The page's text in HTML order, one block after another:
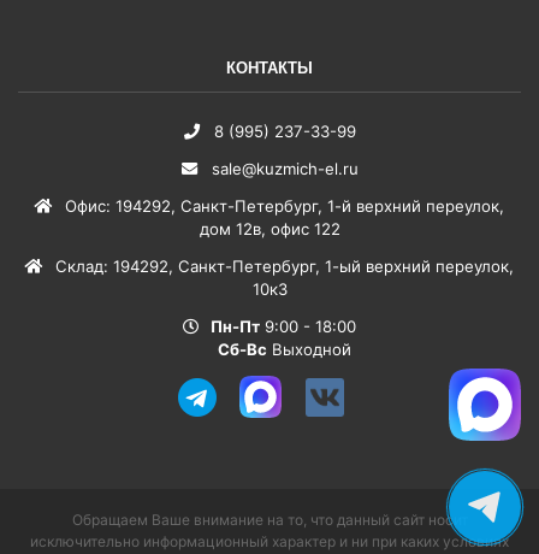
КОНТАКТЫ
8 (995) 237-33-99
sale@kuzmich-el.ru
Офис: 194292, Санкт-Петербург, 1-й верхний переулок,
дом 12в, офис 122
Склад: 194292, Санкт-Петербург, 1-ый верхний переулок,
10к3
Пн-Пт 9:00 - 18:00
Сб-Вс Выходной
Обращаем Ваше внимание на то, что данный сайт носит
исключительно информационный характер и ни при каких условиях